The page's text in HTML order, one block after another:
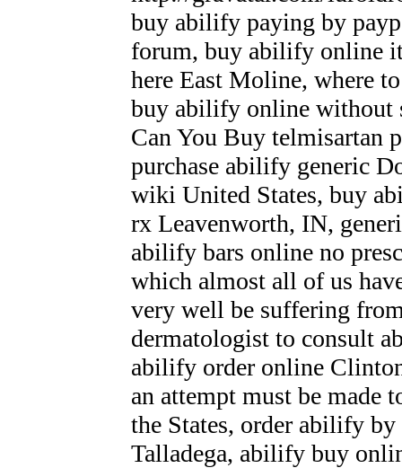
buy abilify paying by
forum, buy abilify online
here East Moline, where
buy abilify online without
Can You Buy telmisartan
purchase abilify generic
wiki United States, buy
rx Leavenworth, IN,
abilify bars online no
which almost all of us
very well be suffering
dermatologist to consult
abilify order online
an attempt must be made
the States, order abilify
Talladega, abilify buy